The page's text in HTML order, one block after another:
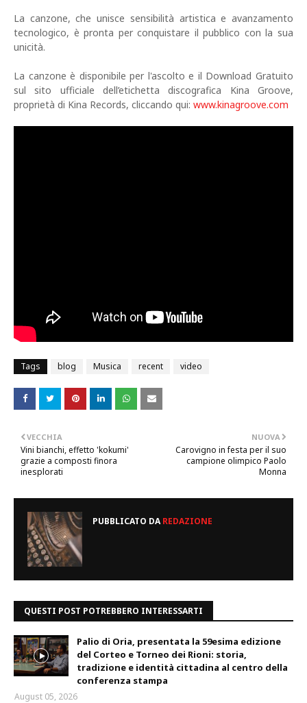
La canzone, che unisce sensibilità artistica e avanzamento
tecnologico, è pronta per conquistare il pubblico con la sua
unicità.
La canzone è disponibile per l'ascolto e il Download Gratuito
sul sito ufficiale dell’etichetta discografica Kina Groove,
proprietà di Kina Records, cliccando qui: www.kinagroove.com
Tags blog Musica recent video
NUOVA
Carovigno in festa per il suo
campione olimpico Paolo
Monna
VECCHIA
Vini bianchi, effetto 'kokumi'
grazie a composti finora
inesplorati
PUBBLICATO DAREDAZIONE
QUESTI POST POTREBBERO INTERESSARTI
Palio di Oria, presentata la 59esima edizione
del Corteo e Torneo dei Rioni: storia,
tradizione e identità cittadina al centro della
conferenza stampa
August 05, 2026